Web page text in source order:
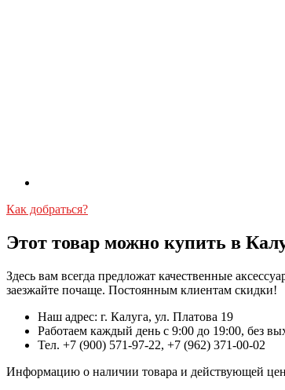
Как добраться?
Этот товар можно купить в
Здесь вам всегда предложат качественные
заезжайте почаще. Постоянным клиентам скидки!
Наш адрес: г. Калуга, ул. Платова 19
Работаем каждый день с 9:00 до 19:00, без
Тел. +7 (900) 571-97-22, +7 (962) 371-00-02
Информацию о наличии товара и действующей